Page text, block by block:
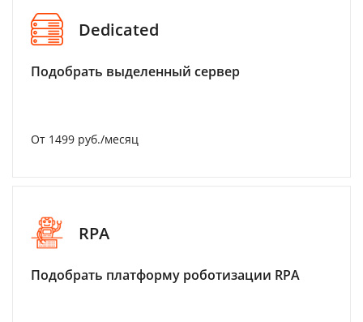
Dedicated
Подобрать выделенный сервер
От 1499 руб./месяц
RPA
Подобрать платформу роботизации RPA